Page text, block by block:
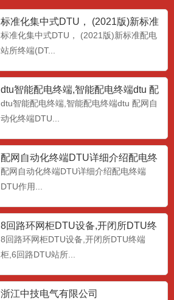
标准化集中式DTU， (2021版)新标准
配电站所终端(D
标准化集中式DTU， (2021版)新标准配电
站所终端(DT...
dtu智能配电终端,智能配电终端dtu 配
网自动化终端DT
dtu智能配电终端,智能配电终端dtu 配网自
动化终端DTU...
配网自动化终端DTU详细介绍配电终
端DTU作用
配网自动化终端DTU详细介绍配电终端
DTU作用...
8回路环网柜DTU设备,开闭所DTU终
端柜,6回路DTU站
8回路环网柜DTU设备,开闭所DTU终端
柜,6回路DTU站所...
浙江中技电气有限公司
标准化集中式DTU (2021版)新标准配
站所终端(DT...